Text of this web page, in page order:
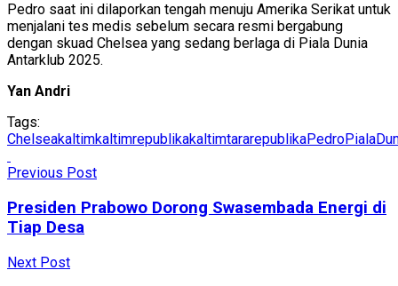
Pedro saat ini dilaporkan tengah menuju Amerika Serikat untuk
menjalani tes medis sebelum secara resmi bergabung
dengan skuad Chelsea yang sedang berlaga di Piala Dunia
Antarklub 2025.
Yan Andri
Tags:
ChelseakaltimkaltimrepublikakaltimtararepublikaPedro
Previous Post
Presiden Prabowo Dorong Swasembada Energi di
Tiap Desa
Next Post